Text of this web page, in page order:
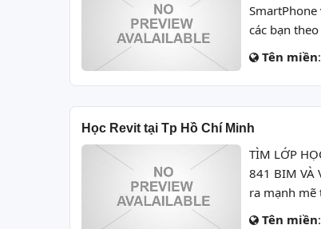
các bạn
Tên miền:
Học Revit tại Tp Hồ Chí Minh
TÌM LỚP
841 BIM VÀ
ra mạnh mẽ
Tên miền: